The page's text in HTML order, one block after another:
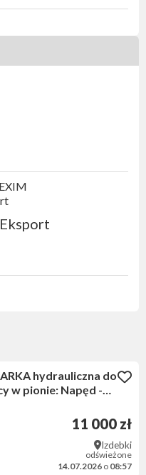
hydrauliczna do
w pionie: Napęd -
22T, 110 cm11 000 zł
Izdebki
odświeżone
14.07.2026 o 08:57